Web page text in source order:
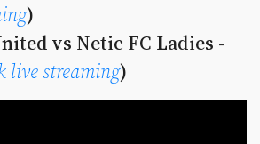
)
vs Netic FC Ladies -
live streaming)